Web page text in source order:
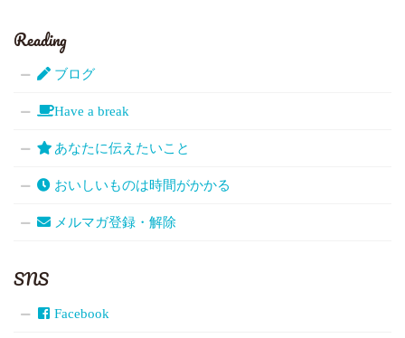
Reading
ブログ
Have a break
あなたに伝えたいこと
おいしいものは時間がかかる
メルマガ登録・解除
SNS
Facebook